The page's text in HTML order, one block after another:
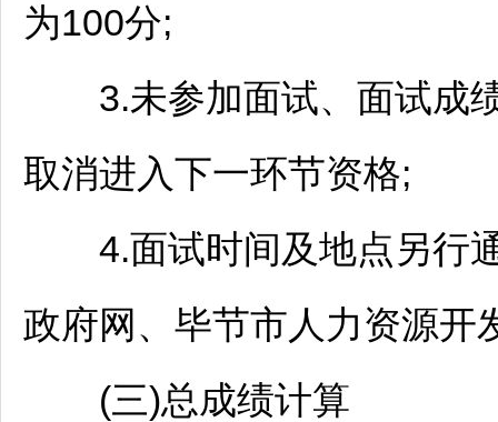
为100分;
3.未参加面试、面试成绩
取消进入下一环节资格;
4.面试时间及地点另行
政府网、 毕节市人力资源
(三)总成绩计算